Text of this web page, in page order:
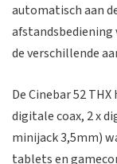
automatisch aan
afstandsbediening
de verschillende
De Cinebar 52
digitale coax, 2 x
minijack 3,5mm)
tablets en